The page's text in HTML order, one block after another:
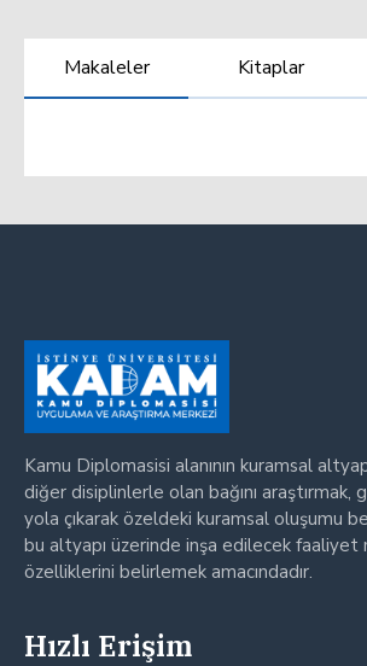
Makaleler Kitaplar
Kamu Diplomasisi alanının kuramsal
diğer disiplinlerle olan bağını araştırmak,
yola çıkarak özeldeki kuramsal oluşumu
bu altyapı üzerinde inşa edilecek faaliyet
özelliklerini belirlemek amacındadır.
Hızlı Erişim